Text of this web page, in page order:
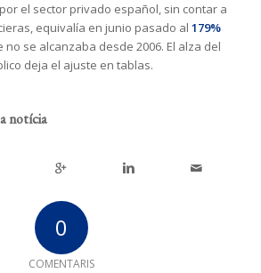
por el sector privado español, sin contar a
equivalía en junio pasado al 179%
no se alcanzaba desde 2006. El alza del
deja el ajuste en tablas.
notícia
0
COMENTARIS